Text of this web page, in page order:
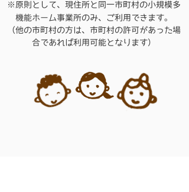
※原則として、現住所と同一市町村の小規模多
機能ホーム事業所のみ、ご利用できます。
（他の市町村の方は、市町村の許可があった場
合であれば利用可能となります）